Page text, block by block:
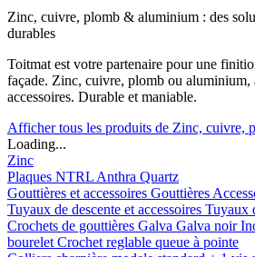
Zinc, cuivre, plomb & aluminium : des
durables
Toitmat est votre partenaire pour une
façade. Zinc, cuivre, plomb ou aluminium,
accessoires. Durable et maniable.
Afficher tous les produits de Zinc, cuivre,
Loading...
Zinc
Plaques NTRL Anthra Quartz
Gouttières et accessoires Gouttières
Tuyaux de descente et accessoires Tuyaux
Crochets de gouttières Galva Galva noir
bourelet Crochet reglable queue à pointe